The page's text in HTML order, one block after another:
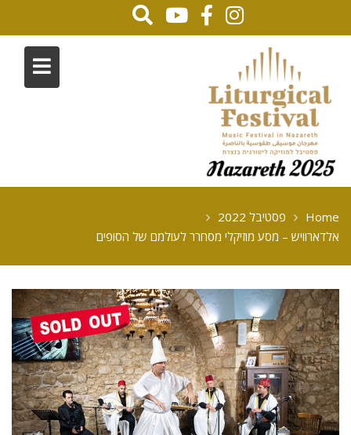
Home
פסטיבל 2022
אלדארוויש – מסע מוזיקלי מסחרר לעולמם של הסופים